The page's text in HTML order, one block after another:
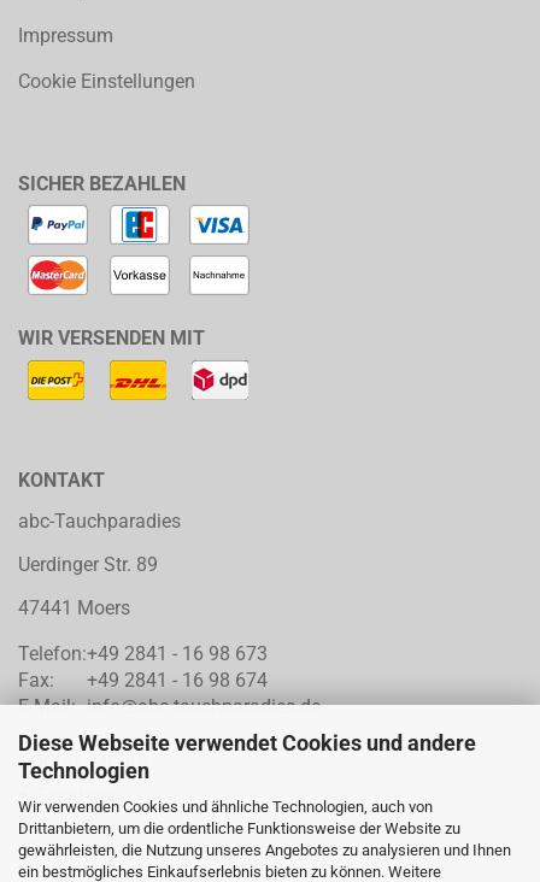
Diese Webseite verwendet Cookies und andere
Technologien
Wir verwenden Cookies und ähnliche Technologien, auch von
Drittanbietern, um die ordentliche Funktionsweise der Website zu
gewährleisten, die Nutzung unseres Angebotes zu analysieren und Ihnen
ein bestmögliches Einkaufserlebnis bieten zu können. Weitere
Impressum
Cookie Einstellungen
SICHER BEZAHLEN
WIR VERSENDEN MIT
KONTAKT
abc-Tauchparadies
Uerdinger Str. 89
47441 Moers
Telefon:+49 2841 - 16 98 673
Fax:
+49 2841 - 16 98 674
E-Mail: info@abc-tauchparadies.de
SOCIAL MEDIA
Facebook
Twitter
Instragram